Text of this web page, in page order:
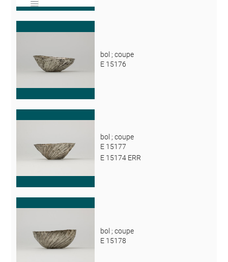
bol ; coupe
E 15176
bol ; coupe
E 15177
E 15174 ERR
bol ; coupe
E 15178